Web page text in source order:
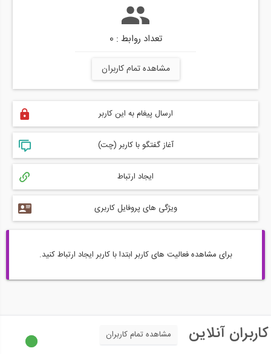
تعداد روابط : 0
مشاهده تمام کاربران
ارسال پیغام به این کاربر
آغاز گفتگو با کاربر (چت)
ایجاد ارتباط
ویژگی های پروفایل کاربری
برای مشاهده فعالیت های کاربر ابتدا با کاربر ایجاد ارتباط کنید.
کاربران آنلاین مشاهده تمام کاربران